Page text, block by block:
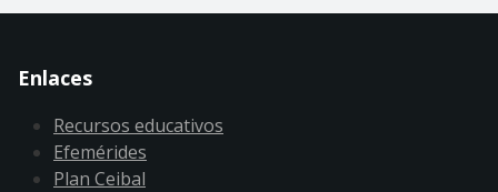
Enlaces
Recursos educativos
Efemérides
Plan Ceibal